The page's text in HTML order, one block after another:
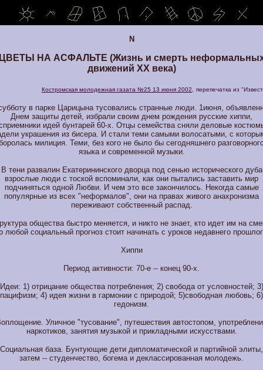
N
ЦВЕТЫ НА АСФАЛЬТЕ (Жизнь и смерть
движений ХХ века)
Костромская молодежная газата №25 13 июня 2002, перепечатка из
в парке Царицына тусовались странные люди. 1июня,
Днем защиты детей, избрали своим днем рождения русские хиппи,
идей бунтарей 60-х. Отцы семейства сняли деловые
украшения из бисера. И стали теми самыми волосатыми, с
милиция. Теми, без кого не было бы сегодняшнего
языка и современной музыки.
В тени развалин Екатерининского дворца под сенью исторического дуба
взрослые люди с тоской вспоминали, как они пытались заставить мир
подчиняться одной Любви. И чем это все закончилось. Некогда самые
популярные из всех "неформалов", они на правах живого анахронизма
переживают собственный распад.
общества быстро меняется, и никто не знает, кто идет им на
любой социальный прогноз стоит начинать с уроков недавнего
Хиппи
Период активности: 70-е -- конец 90-х.
Идеи: 1) отрицание общества потребления; 2) свобода от условностей; 3)
пацифизм; 4) идея жизни в гармонии с природой; 5)свободная любовь; 6)
гедонизм.
Уличное "тусование", путешествия автостопом,
наркотиков, занятия музыкой и прикладными искусствами.
Социальная база. Бунтующие дети дипломатической и партийной элиты,
затем -- студенчество, богема и деклассированная молодежь.